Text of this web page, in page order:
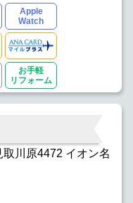
Apple
Watch
お手軽
リフォーム
川原4472 イオン名